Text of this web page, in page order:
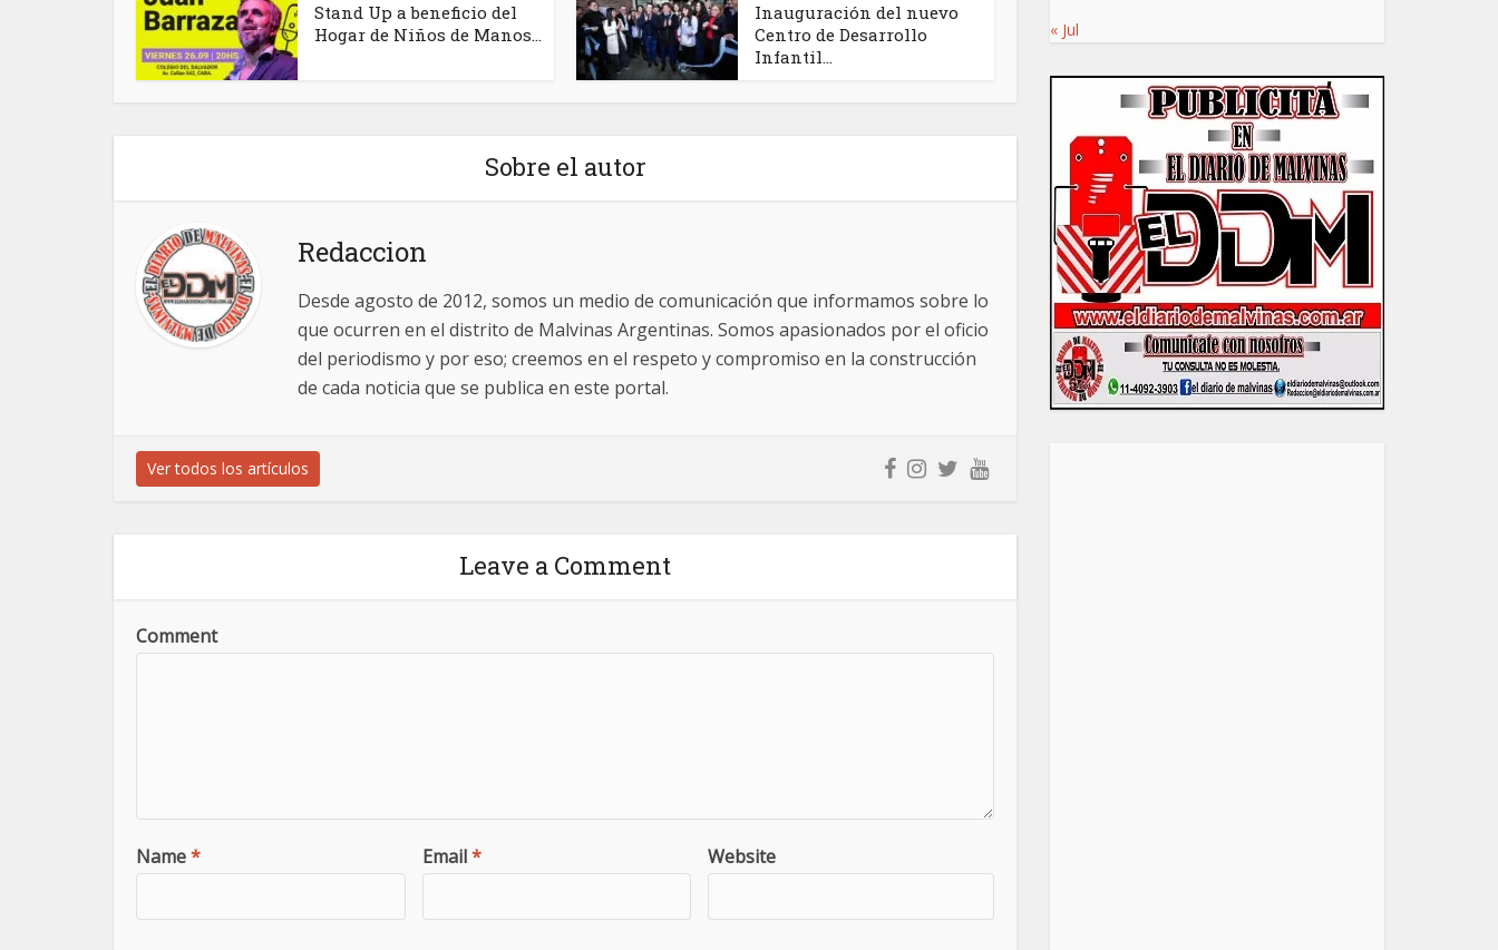
Stand Up a beneficio del
Hogar de Niños de Manos...
Inauguración del nuevo
Centro de Desarrollo
Infantil...
Sobre el autor
Redaccion
Desde agosto de 2012, somos un medio de comunicación que informamos sobre lo
que ocurren en el distrito de Malvinas Argentinas. Somos apasionados por el oficio
del periodismo y por eso; creemos en el respeto y compromiso en la construcción
de cada noticia que se publica en este portal.
Ver todos los artículos
Leave a Comment
Comment
Name* Email* Website
« Jul